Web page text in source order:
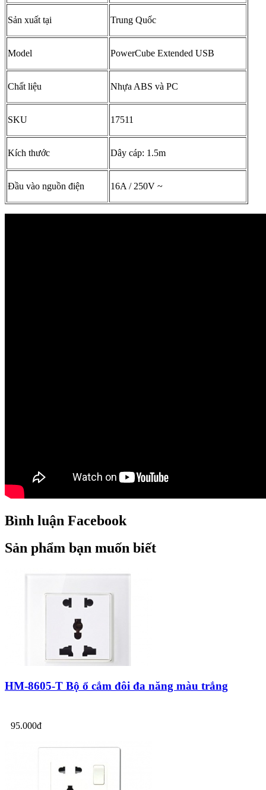
Sản xuất tại Trung Quốc
Model PowerCube Extended USB
Chất liệu Nhựa ABS và PC
SKU 17511
Kích thước Dây cáp: 1.5m
Đầu vào nguồn điện 16A / 250V ~
Bình luận Facebook
Sản phẩm bạn muốn biết
HM-8605-T Bộ ổ cắm đôi đa năng màu trắng
95.000đ